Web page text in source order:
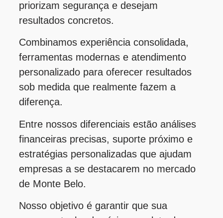
priorizam segurança e desejam
resultados concretos.
Combinamos experiência consolidada,
ferramentas modernas e atendimento
personalizado para oferecer resultados
sob medida que realmente fazem a
diferença.
Entre nossos diferenciais estão análises
financeiras precisas, suporte próximo e
estratégias personalizadas que ajudam
empresas a se destacarem no mercado
de Monte Belo.
Nosso objetivo é garantir que sua